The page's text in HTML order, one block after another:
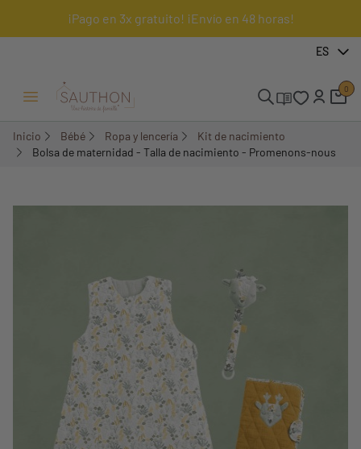
¡Pago en 3x gratuito! ¡Envío en 48 horas!
ES
Menú Abrir/Cerrar
0
Inicio Bébé Ropa y lencería
Kit de nacimiento
Bolsa de maternidad - Talla de nacimiento - Promenons-nous